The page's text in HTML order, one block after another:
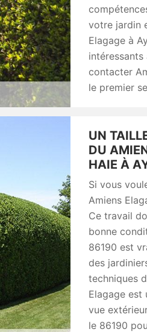
votre jardin
Elagage à
contacter
le premier
UN
DU
HAIE À
Si vous
Amiens
Ce travail
bonne
86190 est
des
techniques
Elagage est
vue
le 86190